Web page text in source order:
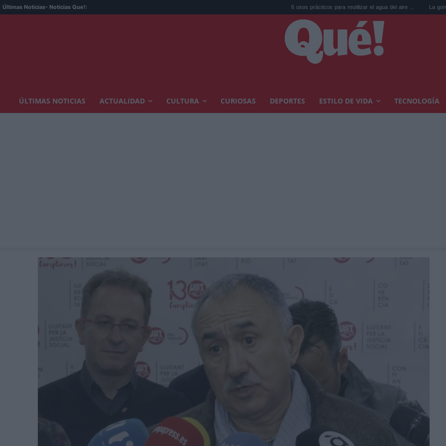
Últimas Noticias- Noticias Que!: 6 usos prácticos para reutilizar el agua del aire ... La goma de la
ÚLTIMAS NOTICIAS ACTUALIDAD CULTURA CURIOSAS DEPORTES ESTILO DE VIDA TECNOLOGÍA